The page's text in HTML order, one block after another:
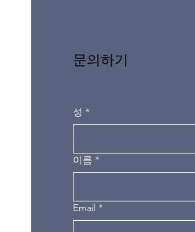
문의하기
성 *
이름 *
Email *